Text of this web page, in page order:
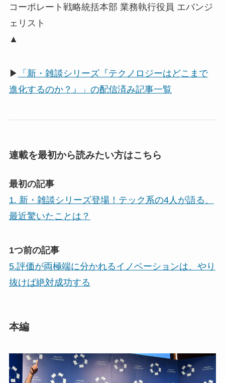
コーポレート戦略統括本部 業務執行役員 エバンジ
ェリスト
▲
▶
「新・雑談シリーズ『テクノロジーはどこまで
進化するのか？』」の配信済み記事一覧
連載を最初から読みたい方はこちら
最初の記事
1. 新・雑談シリーズ登場！テック系の4人が語る、
最近驚いたことは？
1つ前の記事
5.評価が両極端に分かれるイノベーションは、やり
抜けば絶対成功する
本編